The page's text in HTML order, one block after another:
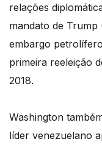
relações
mandato de Trump
embargo
primeira reeleição
2018.
Washington
líder venezuelano